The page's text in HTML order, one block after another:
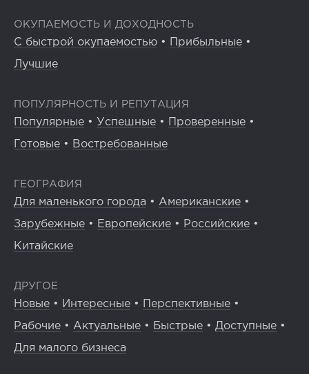
ОКУПАЕМОСТЬ И ДОХОДНОСТЬ
С быстрой окупаемостью • Прибыльные •
Лучшие
ПОПУЛЯРНОСТЬ И РЕПУТАЦИЯ
Популярные • Успешные • Проверенные •
Готовые • Востребованные
ГЕОГРАФИЯ
Для маленького города • Американские •
Зарубежные • Европейские • Российские •
Китайские
ДРУГОЕ
Новые • Интересные • Перспективные •
Рабочие • Актуальные • Быстрые • Доступные •
Для малого бизнеса